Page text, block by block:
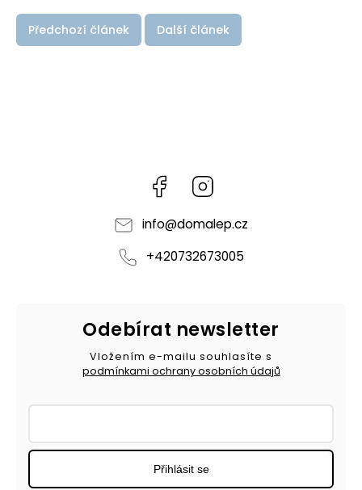
Předchozí článek Další článek
Facebook
info@domalep.cz
+420732673005
Odebírat newsletter
Vložením e-mailu souhlasíte s
podmínkami ochrany osobních údajů
Přihlásit se